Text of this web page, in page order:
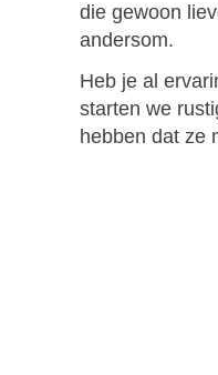
die gewoon
andersom.
Heb je al
starten we
hebben dat ze